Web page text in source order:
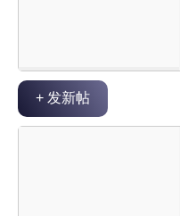
+ 发新帖